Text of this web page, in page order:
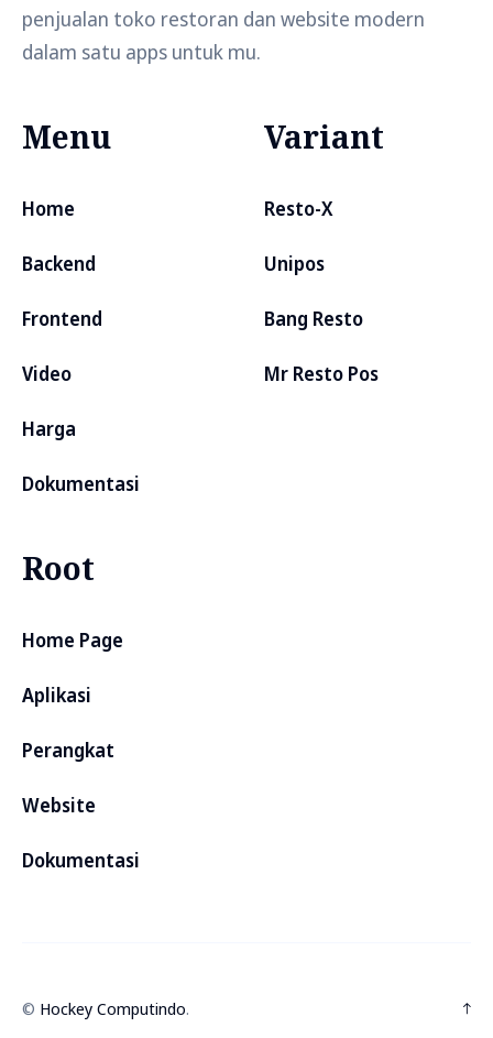
penjualan toko restoran dan website modern
dalam satu apps untuk mu.
Menu
Home
Backend
Frontend
Video
Harga
Dokumentasi
Variant
Resto-X
Unipos
Bang Resto
Mr Resto Pos
Root
Home Page
Aplikasi
Perangkat
Website
Dokumentasi
© Hockey Computindo.